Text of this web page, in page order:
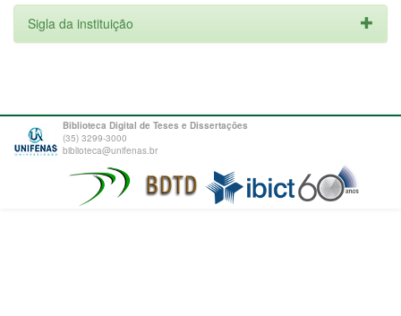
Sigla da instituição
Biblioteca Digital de Teses e Dissertações
(35) 3299-3000
biblioteca@unifenas.br